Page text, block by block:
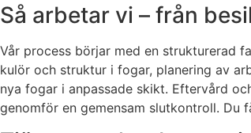
Så arbetar vi – från
Vår process börjar med en strukturerad
kulör och struktur i fogar, planering av
nya fogar i anpassade skikt. Eftervård
genomför en gemensam slutkontroll. Du